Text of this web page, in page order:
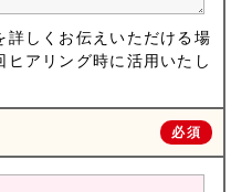
しくお伝えいただける場
アリング時に活用いたし
必須